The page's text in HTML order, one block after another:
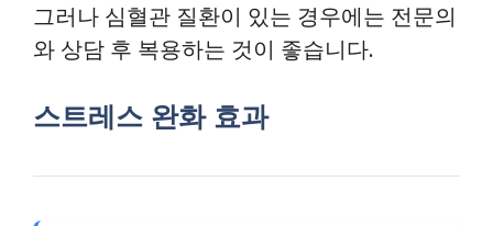
그러나 심혈관 질환이 있는 경우에는 전문의
와 상담 후 복용하는 것이 좋습니다.
스트레스 완화 효과